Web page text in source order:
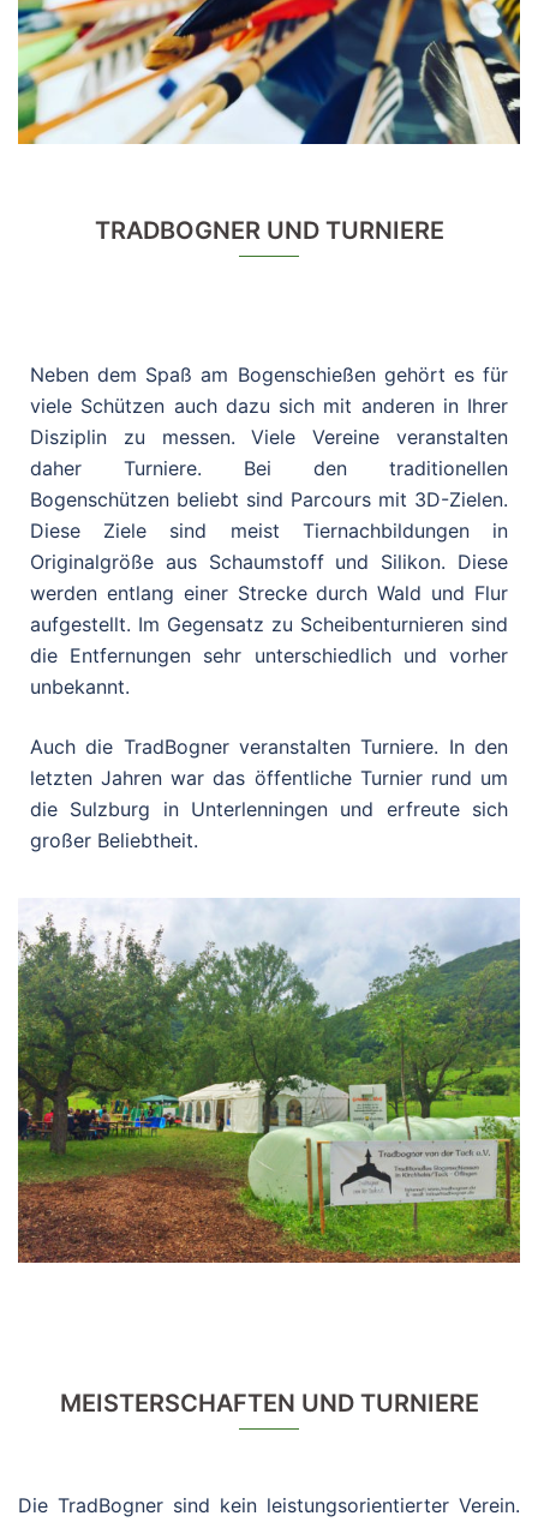
TRADBOGNER UND TURNIERE
Neben dem Spaß am Bogenschießen gehört es für
viele Schützen auch dazu sich mit anderen in Ihrer
Disziplin zu messen. Viele Vereine veranstalten
daher Turniere. Bei den traditionellen
Bogenschützen beliebt sind Parcours mit 3D-Zielen.
Diese Ziele sind meist Tiernachbildungen in
Originalgröße aus Schaumstoff und Silikon. Diese
werden entlang einer Strecke durch Wald und Flur
aufgestellt. Im Gegensatz zu Scheibenturnieren sind
die Entfernungen sehr unterschiedlich und vorher
unbekannt.
Auch die TradBogner veranstalten Turniere. In den
letzten Jahren war das öffentliche Turnier rund um
die Sulzburg in Unterlenningen und erfreute sich
großer Beliebtheit.
MEISTERSCHAFTEN UND TURNIERE
Die TradBogner sind kein leistungsorientierter Verein.